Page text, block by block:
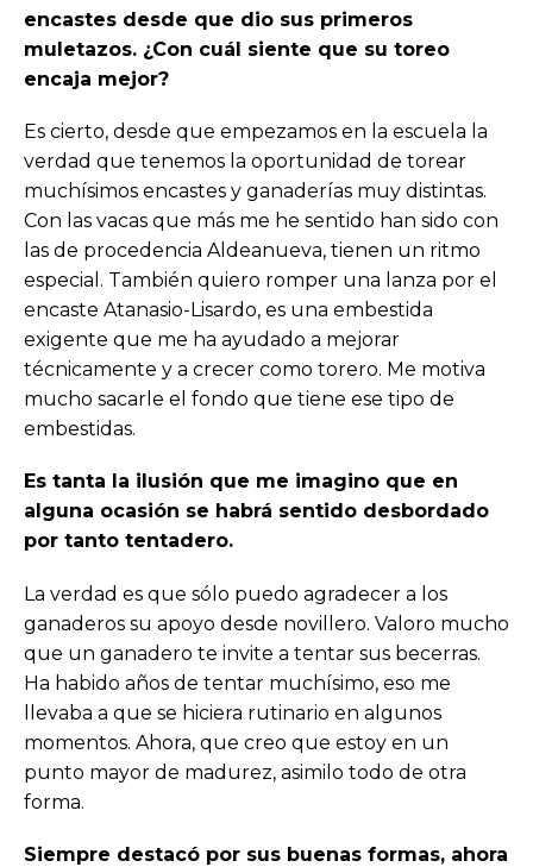
encastes desde que dio sus primeros
muletazos. ¿Con cuál siente que su toreo
encaja mejor?
Es cierto, desde que empezamos en la escuela la
verdad que tenemos la oportunidad de torear
muchísimos encastes y ganaderías muy distintas.
Con las vacas que más me he sentido han sido con
las de procedencia Aldeanueva, tienen un ritmo
especial. También quiero romper una lanza por el
encaste Atanasio-Lisardo, es una embestida
exigente que me ha ayudado a mejorar
técnicamente y a crecer como torero. Me motiva
mucho sacarle el fondo que tiene ese tipo de
embestidas.
Es tanta la ilusión que me imagino que en
alguna ocasión se habrá sentido desbordado
por tanto tentadero.
La verdad es que sólo puedo agradecer a los
ganaderos su apoyo desde novillero. Valoro mucho
que un ganadero te invite a tentar sus becerras.
Ha habido años de tentar muchísimo, eso me
llevaba a que se hiciera rutinario en algunos
momentos. Ahora, que creo que estoy en un
punto mayor de madurez, asimilo todo de otra
forma.
Siempre destacó por sus buenas formas, ahora